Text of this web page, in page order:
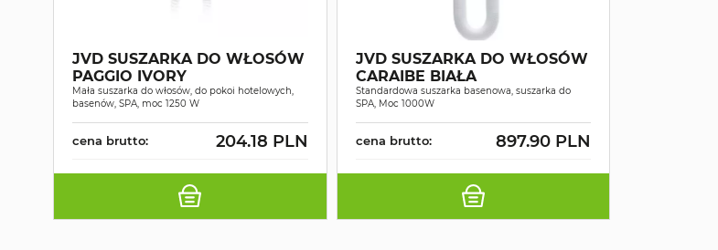
JVD SUSZARKA DO WŁOSÓW
PAGGIO IVORY
Mała suszarka do włosów, do pokoi hotelowych,
basenów, SPA, moc 1250 W
cena brutto: 204.18 PLN
JVD SUSZARKA DO WŁOSÓW
CARAIBE BIAŁA
Standardowa suszarka basenowa, suszarka do
SPA, Moc 1000W
cena brutto: 897.90 PLN